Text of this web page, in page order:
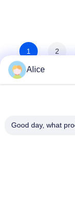
1 2
Alice
Good day, what